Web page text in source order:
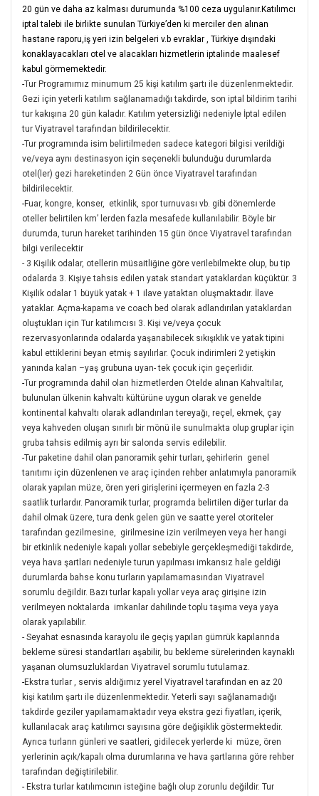
20 gün ve daha az kalması durumunda %100 ceza uygulanır.Katılımcı
iptal talebi ile birlikte sunulan Türkiye’den ki merciler den alınan
hastane raporu,iş yeri izin belgeleri v.b evraklar , Türkiye dışındaki
konaklayacakları otel ve alacakları hizmetlerin iptalinde maalesef
kabul görmemektedir.
-Tur Programımız minumum 25 kişi katılım şartı ile düzenlenmektedir.
Gezi için yeterli katılım sağlanamadığı takdirde, son iptal bildirim tarihi
tur kakışına 20 gün kaladır. Katılım yetersizliği nedeniyle İptal edilen
tur Viyatravel tarafından bildirilecektir.
-Tur programında isim belirtilmeden sadece kategori bilgisi verildiği
ve/veya aynı destinasyon için seçenekli bulunduğu durumlarda
otel(ler) gezi hareketinden 2 Gün önce Viyatravel tarafından
bildirilecektir.
-Fuar, kongre, konser, etkinlik, spor turnuvası vb. gibi dönemlerde
oteller belirtilen km’ lerden fazla mesafede kullanılabilir. Böyle bir
durumda, turun hareket tarihinden 15 gün önce Viyatravel tarafından
bilgi verilecektir
- 3 Kişilik odalar, otellerin müsaitliğine göre verilebilmekte olup, bu tip
odalarda 3. Kişiye tahsis edilen yatak standart yataklardan küçüktür. 3
Kişilik odalar 1 büyük yatak + 1 ilave yataktan oluşmaktadır. İlave
yataklar. Açma-kapama ve coach bed olarak adlandırılan yataklardan
oluştukları için Tur katılımcısı 3. Kişi ve/veya çocuk
rezervasyonlarında odalarda yaşanabilecek sıkışıklık ve yatak tipini
kabul ettiklerini beyan etmiş sayılırlar. Çocuk indirimleri 2 yetişkin
yanında kalan –yaş grubuna uyan- tek çocuk için geçerlidir.
-Tur programında dahil olan hizmetlerden Otelde alınan Kahvaltılar,
bulunulan ülkenin kahvaltı kültürüne uygun olarak ve genelde
kontinental kahvaltı olarak adlandırılan tereyağı, reçel, ekmek, çay
veya kahveden oluşan sınırlı bir mönü ile sunulmakta olup gruplar için
gruba tahsis edilmiş ayrı bir salonda servis edilebilir.
-Tur paketine dahil olan panoramik şehir turları, şehirlerin genel
tanıtımı için düzenlenen ve araç içinden rehber anlatımıyla panoramik
olarak yapılan müze, ören yeri girişlerini içermeyen en fazla 2-3
saatlik turlardır. Panoramik turlar, programda belirtilen diğer turlar da
dahil olmak üzere, tura denk gelen gün ve saatte yerel otoriteler
tarafından gezilmesine, girilmesine izin verilmeyen veya her hangi
bir etkinlik nedeniyle kapalı yollar sebebiyle gerçekleşmediği takdirde,
veya hava şartları nedeniyle turun yapılması imkansız hale geldiği
durumlarda bahse konu turların yapılamamasından Viyatravel
sorumlu değildir. Bazı turlar kapalı yollar veya araç girişine izin
verilmeyen noktalarda imkanlar dahilinde toplu taşıma veya yaya
olarak yapılabilir.
- Seyahat esnasında karayolu ile geçiş yapılan gümrük kapılarında
bekleme süresi standartları aşabilir, bu bekleme sürelerinden kaynaklı
yaşanan olumsuzluklardan Viyatravel sorumlu tutulamaz.
-Ekstra turlar , servis aldığımız yerel Viyatravel tarafından en az 20
kişi katılım şartı ile düzenlenmektedir. Yeterli sayı sağlanamadığı
takdirde geziler yapılamamaktadır veya ekstra gezi fiyatları, içerik,
kullanılacak araç katılımcı sayısına göre değişiklik göstermektedir.
Ayrıca turların günleri ve saatleri, gidilecek yerlerde ki müze, ören
yerlerinin açık/kapalı olma durumlarına ve hava şartlarına göre rehber
tarafından değiştirilebilir.
- Ekstra turlar katılımcının isteğine bağlı olup zorunlu değildir. Tur